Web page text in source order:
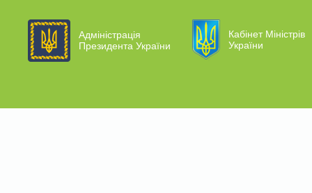
Адміністрація
Президента України
Кабінет Міністрів
України